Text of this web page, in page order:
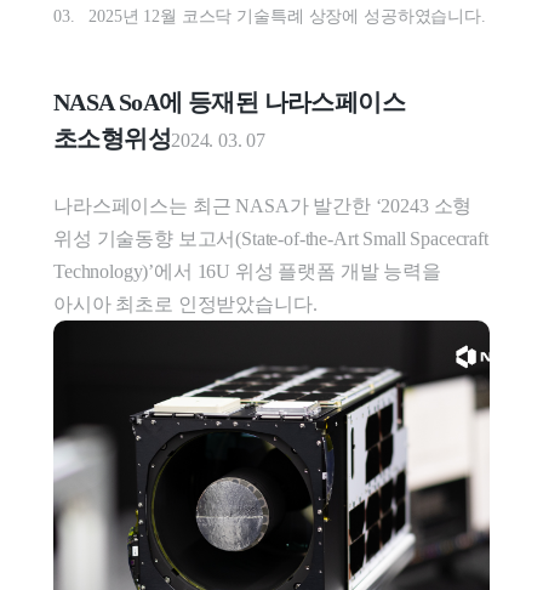
03.   2025년 12월 코스닥 기술특례 상장에 성공하였습니다.
NASA SoA에 등재된 나라스페이스
초소형위성2024. 03. 07
나라스페이스는 최근 NASA가 발간한 ‘20243 소형
위성 기술동향 보고서(State-of-the-Art Small Spacecraft
Technology)’에서 16U 위성 플랫폼 개발 능력을
아시아 최초로 인정받았습니다.